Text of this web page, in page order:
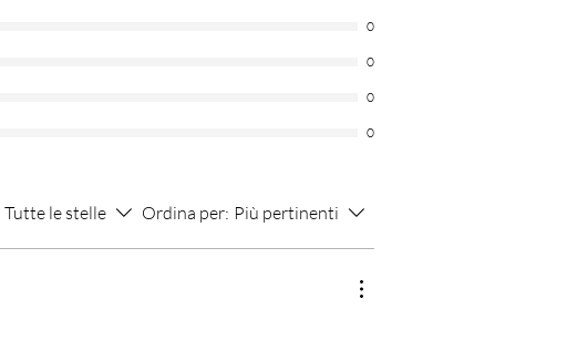
0
0
0
0
Tutte le stelle Ordina per: Più pertinenti